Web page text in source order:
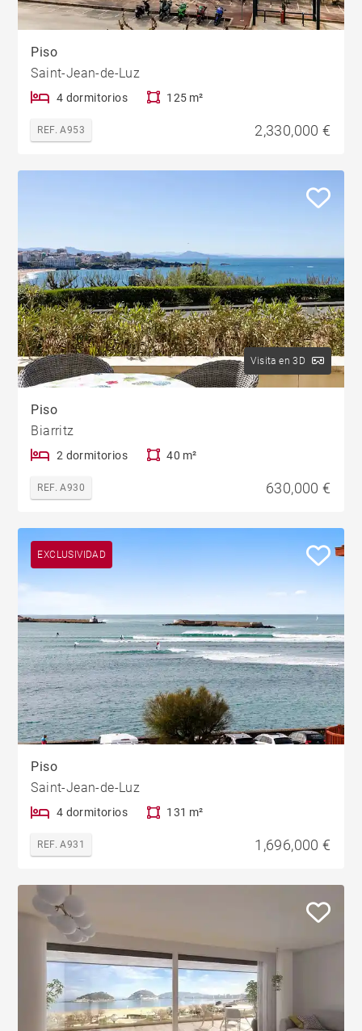
Piso
Saint-Jean-de-Luz
4 dormitorios 125 m²
REF. A953 2,330,000 €
Visita en 3D
Piso
Biarritz
2 dormitorios 40 m²
REF. A930 630,000 €
EXCLUSIVIDAD
Piso
Saint-Jean-de-Luz
4 dormitorios 131 m²
REF. A931 1,696,000 €